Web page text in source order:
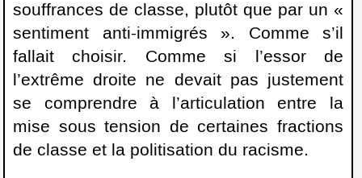
souffrances de classe, plutôt que par un «
sentiment anti-immigrés ». Comme s’il
fallait choisir. Comme si l’essor de
l’extrême droite ne devait pas justement
se comprendre à l’articulation entre la
mise sous tension de certaines fractions
de classe et la politisation du racisme.